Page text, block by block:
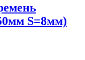
S=8мм)